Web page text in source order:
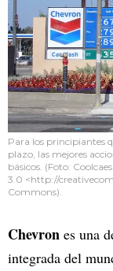
Para los principiantes
plazo, las mejores
básicos. (Foto:
3.0 <http://
Commons).
Chevron es una
integrada del